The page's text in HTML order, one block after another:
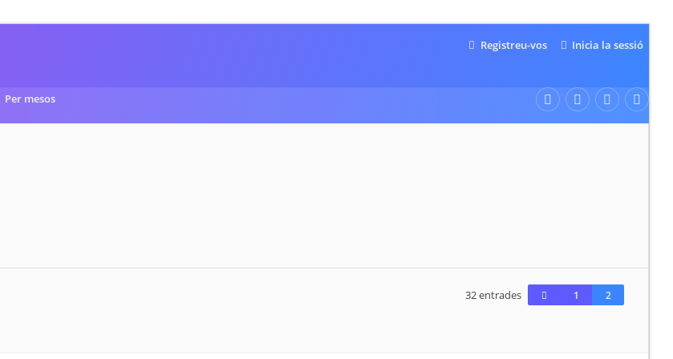
Inicia la sessió
Registreu-vos
Per mesos
32 entrades 1 2